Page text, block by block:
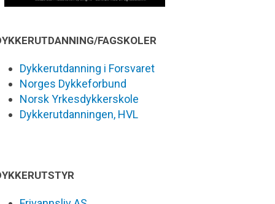
FAGSKOLER
Dykkerutdanning i Forsvaret
Norges Dykkeforbund
Norsk Yrkesdykkerskole
Dykkerutdanningen, HVL